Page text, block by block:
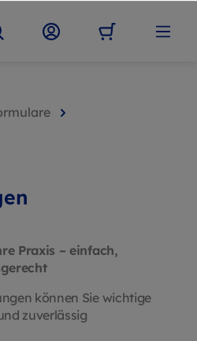
Praxis – einfach,
können Sie wichtige
zuverlässig